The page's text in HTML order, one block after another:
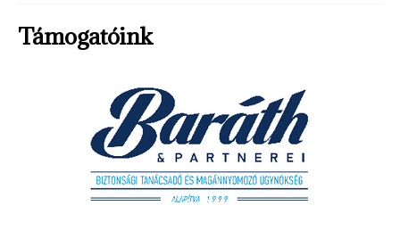
Támogatóink